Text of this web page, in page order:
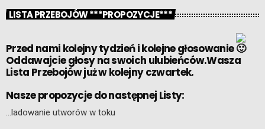
LISTA PRZEBOJÓW ***PROPOZYCJE***
Przed nami kolejny tydzień i kolejne głosowanie
Oddawajcie głosy na swoich ulubieńców.Wasza
Lista Przebojów już w kolejny czwartek.
Nasze propozycje do następnej Listy:
…ladowanie utworów w toku